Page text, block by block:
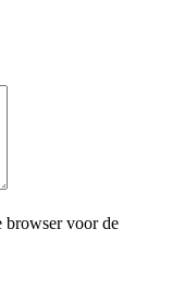
browser voor de